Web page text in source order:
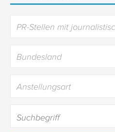
PR-Stellen mit
Bundesland
Anstellungsart